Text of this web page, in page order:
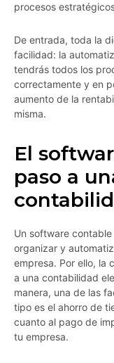
procesos
De entrada, toda la
facilidad: la
tendrás todos los
correctamente y en
aumento de la
misma.
El
paso a
Un software
organizar y
empresa. Por ello, la
a una contabilidad
manera, una de las
tipo es el ahorro de
cuanto al pago de
tu empresa.